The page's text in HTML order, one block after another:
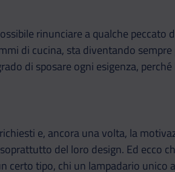
rinunciare a qualche peccato
di cucina, sta diventando
di sposare ogni esigenza,
e, ancora una volta, la
del loro design. Ed ecco
certo tipo, chi un lampadario unico